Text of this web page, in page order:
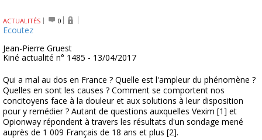
ACTUALITÉS 0
Ecoutez
Jean-Pierre Gruest
Kiné actualité n° 1485 - 13/04/2017
Qui a mal au dos en France ? Quelle est l'ampleur du phénomène ?
Quelles en sont les causes ? Comment se comportent nos
concitoyens face à la douleur et aux solutions à leur disposition
pour y remédier ? Autant de questions auxquelles Vexim [1] et
Opionway répondent à travers les résultats d'un sondage mené
auprès de 1 009 Français de 18 ans et plus [2].